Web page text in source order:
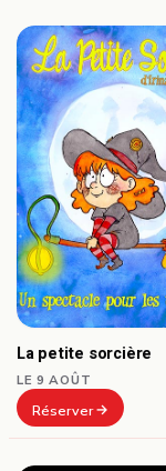
La petite sorcière
LE 9 AOÛT
Réserver